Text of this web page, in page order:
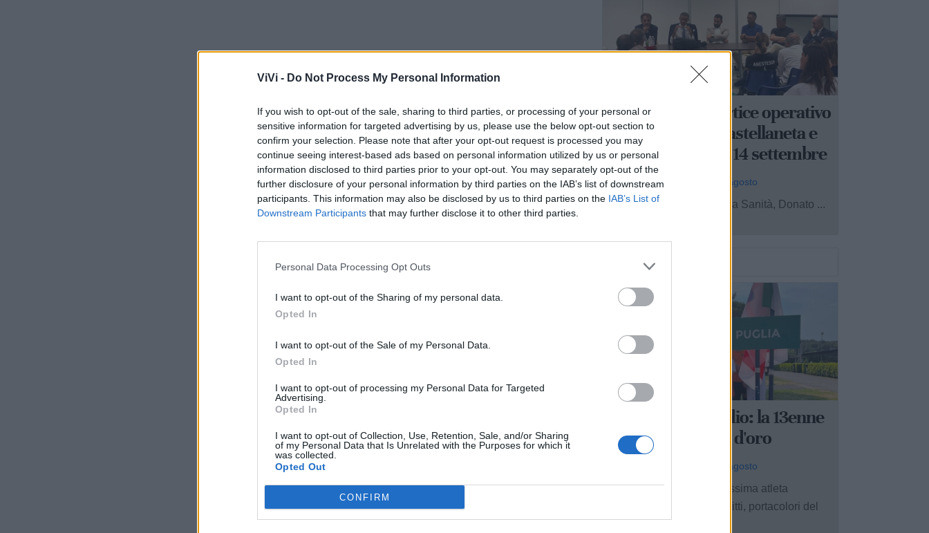
ViVi - Do Not Process My Personal Information
If you wish to opt-out of the sale, sharing to third parties, or processing of your personal or
sensitive information for targeted advertising by us, please use the below opt-out section to
confirm your selection. Please note that after your opt-out request is processed you may
continue seeing interest-based ads based on personal information utilized by us or personal
information disclosed to third parties prior to your opt-out. You may separately opt-out of the
further disclosure of your personal information by third parties on the IAB’s list of downstream
participants. This information may also be disclosed by us to third parties on the IAB’s List of
Downstream Participants that may further disclose it to other third parties.
Personal Data Processing Opt Outs
I want to opt-out of the Sharing of my personal data.
Opted In
I want to opt-out of the Sale of my Personal Data.
Opted In
I want to opt-out of processing my Personal Data for Targeted
Advertising.
Opted In
I want to opt-out of Collection, Use, Retention, Sale, and/or Sharing
of my Personal Data that Is Unrelated with the Purposes for which it
was collected.
Opted Out
CONFIRM
Sanità ionica, vertice operativo
all’ospedale di Castellaneta e
verifica fissata al 14 settembre
La Redazione - oggi, gio 6 agosto
L’assessore regionale alla Sanità, Donato ...
MASSAFRA
Massafra sul podio: la 13enne
Francesca Nitti è d'oro
La Redazione - oggi, gio 6 agosto
A soli 13 anni, la giovanissima atleta
massafrese Francesca Nitti, portacolori del